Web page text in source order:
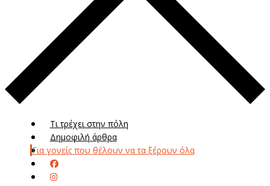
Τι τρέχει στην πόλη
Δημοφιλή άρθρα
Για γονείς που θέλουν να τα ξέρουν όλα